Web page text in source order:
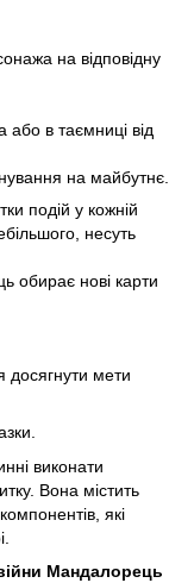
на відповідну
або в таємниці від
на майбутнє.
подій у кожній
несуть
обирає нові карти
досягнути мети
виконати
Вона містить
які
Мандалорець